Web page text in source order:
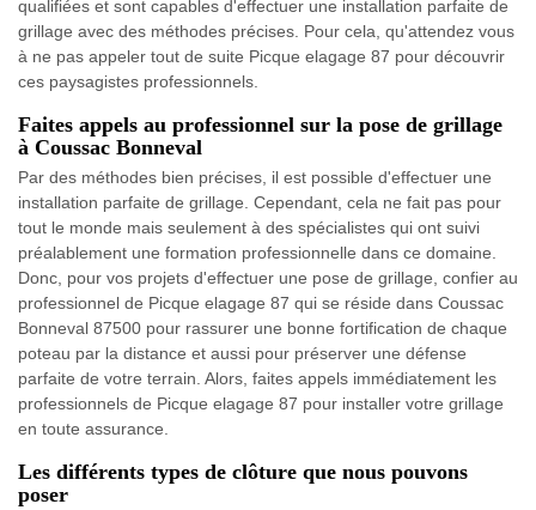
qualifiées et sont capables d'effectuer une installation parfaite de
grillage avec des méthodes précises. Pour cela, qu'attendez vous
à ne pas appeler tout de suite Picque elagage 87 pour découvrir
ces paysagistes professionnels.
Faites appels au professionnel sur la pose de grillage
à Coussac Bonneval
Par des méthodes bien précises, il est possible d'effectuer une
installation parfaite de grillage. Cependant, cela ne fait pas pour
tout le monde mais seulement à des spécialistes qui ont suivi
préalablement une formation professionnelle dans ce domaine.
Donc, pour vos projets d'effectuer une pose de grillage, confier au
professionnel de Picque elagage 87 qui se réside dans Coussac
Bonneval 87500 pour rassurer une bonne fortification de chaque
poteau par la distance et aussi pour préserver une défense
parfaite de votre terrain. Alors, faites appels immédiatement les
professionnels de Picque elagage 87 pour installer votre grillage
en toute assurance.
Les différents types de clôture que nous pouvons
poser